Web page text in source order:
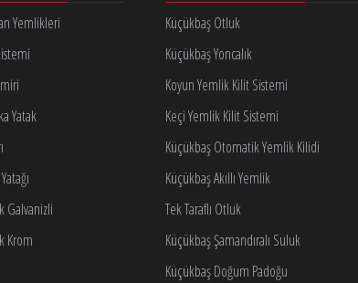
Yemlikleri
Yatak
Galvanizli
Krom
Küçükbaş Otluk
Küçükbaş Yoncalık
Koyun Yemlik Kilit Sistemi
Keçi Yemlik Kilit Sistemi
Küçükbaş Otomatik Yemlik Kilidi
Küçükbaş Akıllı Yemlik
Tek Taraflı Otluk
Küçükbaş Şamandıralı Suluk
Küçükbaş Doğum Padoğu